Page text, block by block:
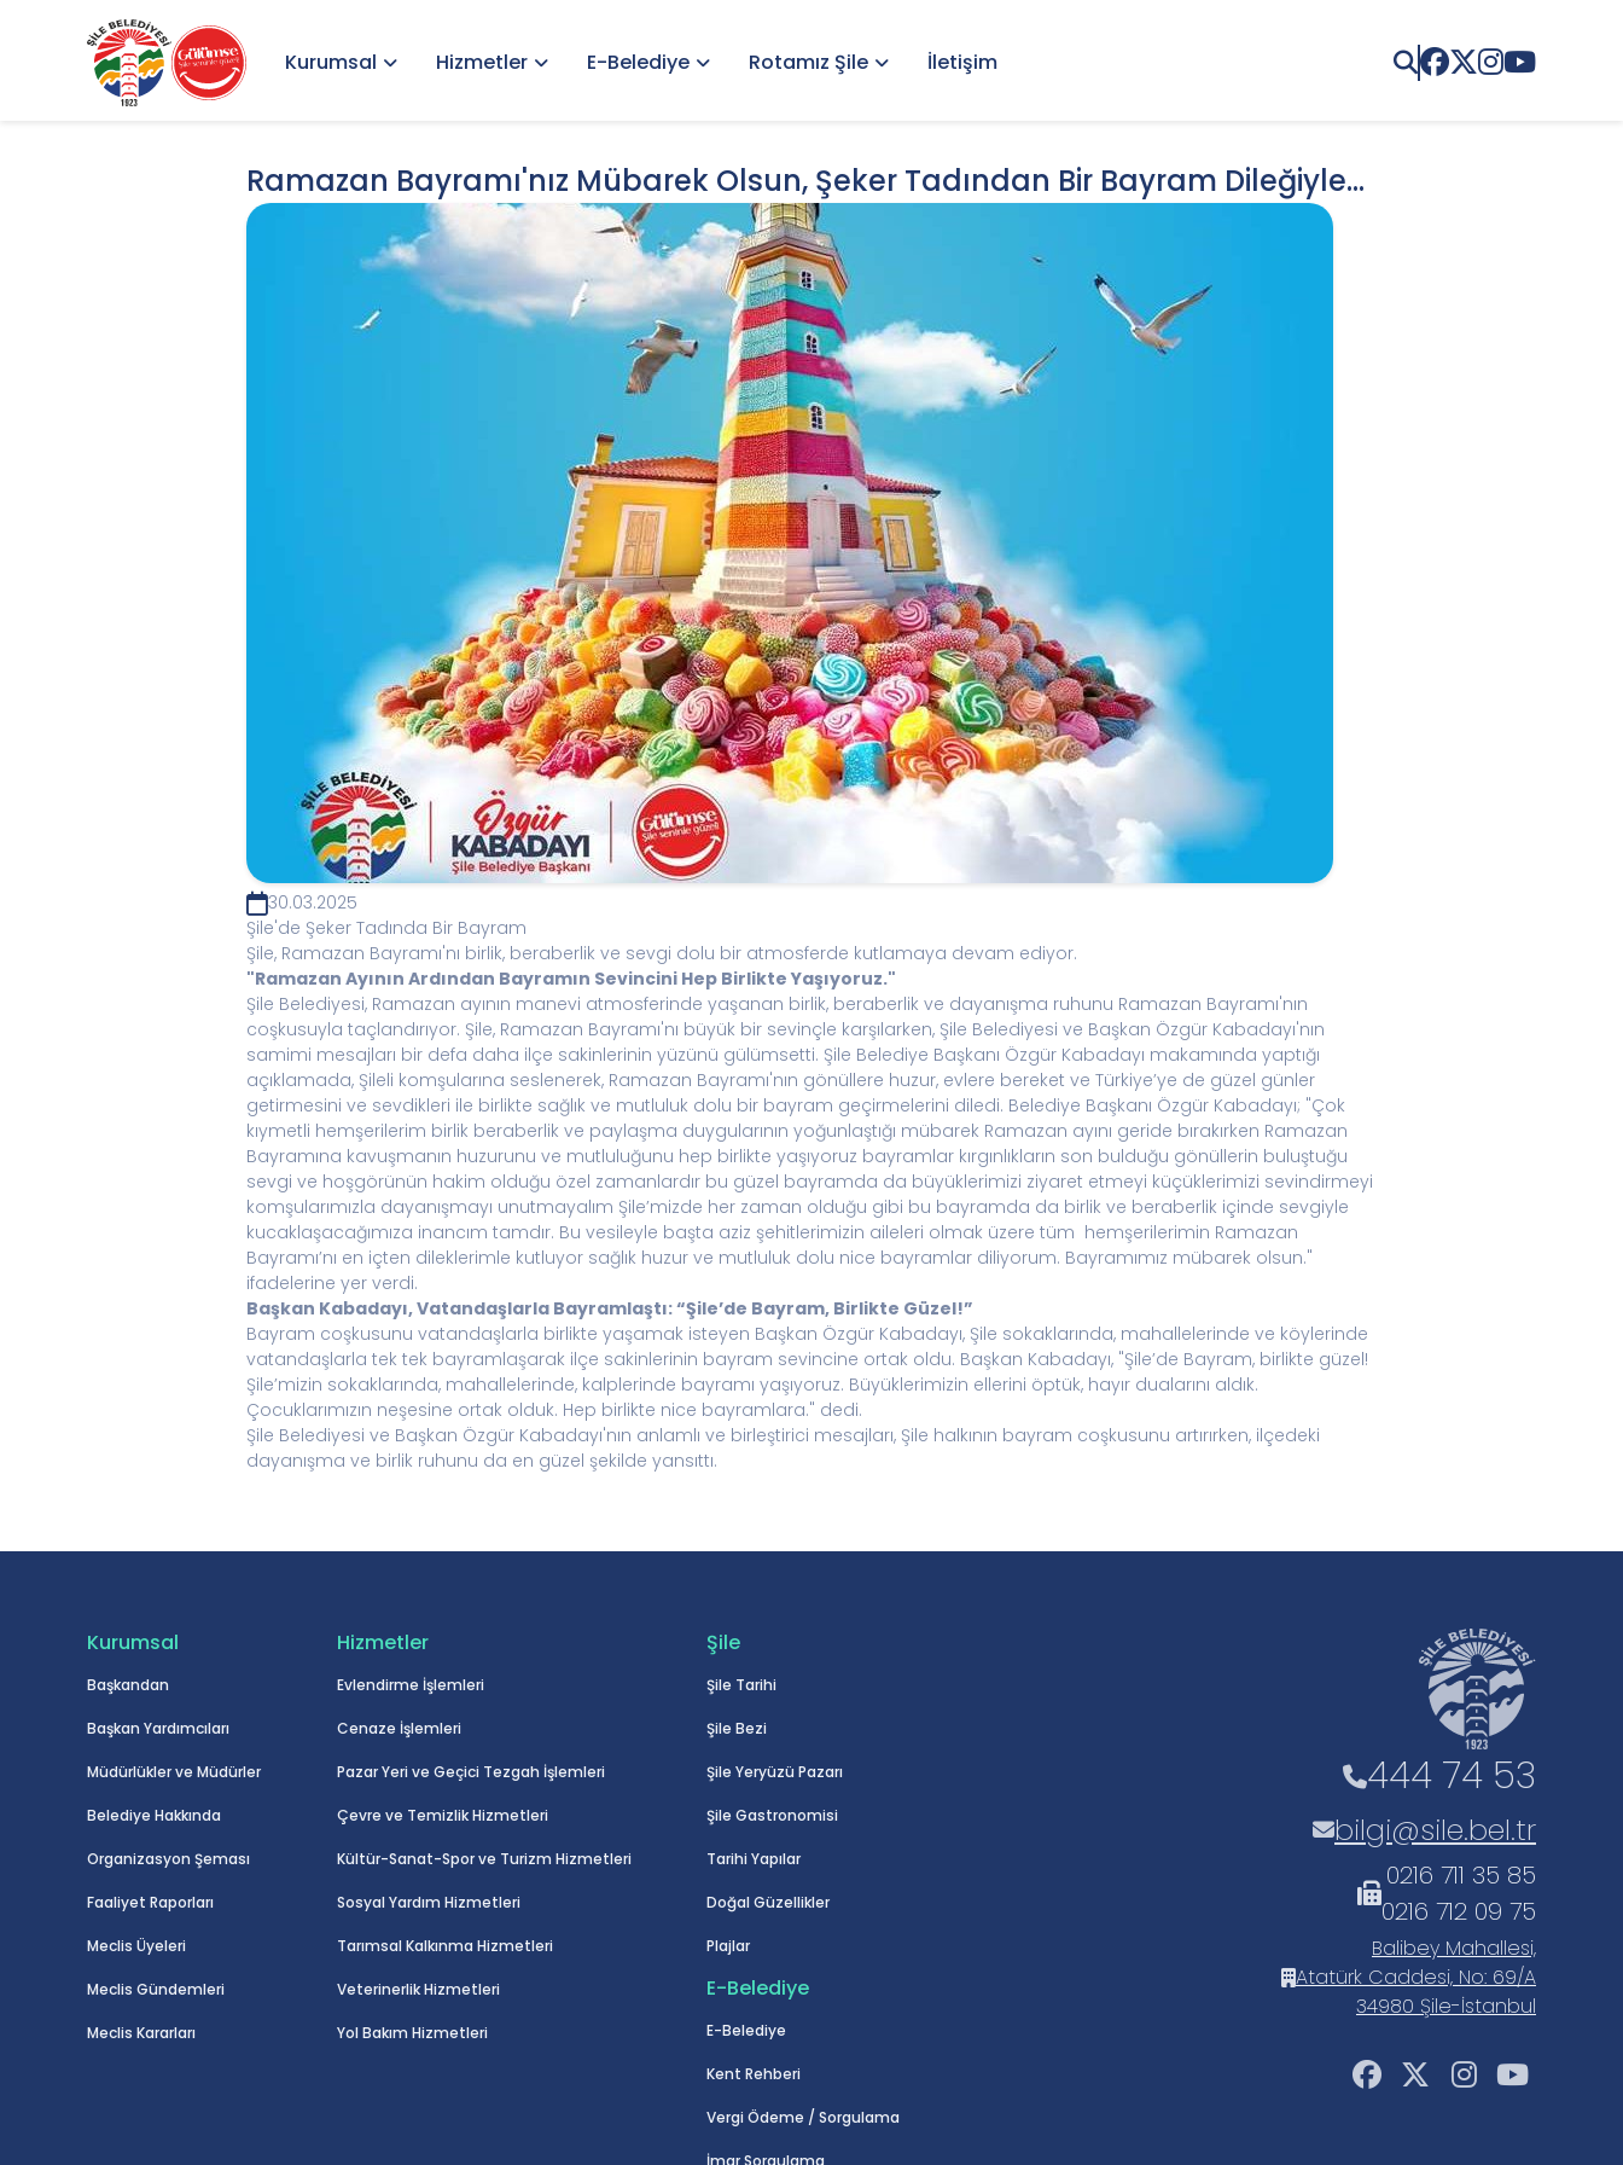
Kurumsal Hizmetler E-Belediye Rotamız Şile İletişim
Ramazan Bayramı'nız Mübarek Olsun, Şeker Tadından Bir Bayram Dileğiyle...
30.03.2025
Şile'de Şeker Tadında Bir Bayram
Şile, Ramazan Bayramı'nı birlik, beraberlik ve sevgi dolu bir atmosferde kutlamaya devam ediyor.
"Ramazan Ayının Ardından Bayramın Sevincini Hep Birlikte Yaşıyoruz."
Şile Belediyesi, Ramazan ayının manevi atmosferinde yaşanan birlik, beraberlik ve dayanışma ruhunu Ramazan Bayramı'nın
coşkusuyla taçlandırıyor. Şile, Ramazan Bayramı'nı büyük bir sevinçle karşılarken, Şile Belediyesi ve Başkan Özgür Kabadayı'nın
samimi mesajları bir defa daha ilçe sakinlerinin yüzünü gülümsetti. Şile Belediye Başkanı Özgür Kabadayı makamında yaptığı
açıklamada, Şileli komşularına seslenerek, Ramazan Bayramı'nın gönüllere huzur, evlere bereket ve Türkiye’ye de güzel günler
getirmesini ve sevdikleri ile birlikte sağlık ve mutluluk dolu bir bayram geçirmelerini diledi. Belediye Başkanı Özgür Kabadayı; "Çok
kıymetli hemşerilerim birlik beraberlik ve paylaşma duygularının yoğunlaştığı mübarek Ramazan ayını geride bırakırken Ramazan
Bayramına kavuşmanın huzurunu ve mutluluğunu hep birlikte yaşıyoruz bayramlar kırgınlıkların son bulduğu gönüllerin buluştuğu
sevgi ve hoşgörünün hakim olduğu özel zamanlardır bu güzel bayramda da büyüklerimizi ziyaret etmeyi küçüklerimizi sevindirmeyi
komşularımızla dayanışmayı unutmayalım Şile’mizde her zaman olduğu gibi bu bayramda da birlik ve beraberlik içinde sevgiyle
kucaklaşacağımıza inancım tamdır. Bu vesileyle başta aziz şehitlerimizin aileleri olmak üzere tüm hemşerilerimin Ramazan
Bayramı’nı en içten dileklerimle kutluyor sağlık huzur ve mutluluk dolu nice bayramlar diliyorum. Bayramımız mübarek olsun."
ifadelerine yer verdi.
Başkan Kabadayı, Vatandaşlarla Bayramlaştı: “Şile’de Bayram, Birlikte Güzel!”
Bayram coşkusunu vatandaşlarla birlikte yaşamak isteyen Başkan Özgür Kabadayı, Şile sokaklarında, mahallelerinde ve köylerinde
vatandaşlarla tek tek bayramlaşarak ilçe sakinlerinin bayram sevincine ortak oldu. Başkan Kabadayı, "Şile’de Bayram, birlikte güzel!
Şile’mizin sokaklarında, mahallelerinde, kalplerinde bayramı yaşıyoruz. Büyüklerimizin ellerini öptük, hayır dualarını aldık.
Çocuklarımızın neşesine ortak olduk. Hep birlikte nice bayramlara." dedi.
Şile Belediyesi ve Başkan Özgür Kabadayı'nın anlamlı ve birleştirici mesajları, Şile halkının bayram coşkusunu artırırken, ilçedeki
dayanışma ve birlik ruhunu da en güzel şekilde yansıttı.
Kurumsal
Başkandan
Başkan Yardımcıları
Müdürlükler ve Müdürler
Belediye Hakkında
Organizasyon Şeması
Faaliyet Raporları
Meclis Üyeleri
Meclis Gündemleri
Meclis Kararları
Hizmetler
Evlendirme İşlemleri
Cenaze İşlemleri
Pazar Yeri ve Geçici Tezgah İşlemleri
Çevre ve Temizlik Hizmetleri
Kültür-Sanat-Spor ve Turizm Hizmetleri
Sosyal Yardım Hizmetleri
Tarımsal Kalkınma Hizmetleri
Veterinerlik Hizmetleri
Yol Bakım Hizmetleri
Şile
Şile Tarihi
Şile Bezi
Şile Yeryüzü Pazarı
Şile Gastronomisi
Tarihi Yapılar
Doğal Güzellikler
Plajlar
E-Belediye
E-Belediye
Kent Rehberi
Vergi Ödeme / Sorgulama
İmar Sorgulama
444 74 53
bilgi@sile.bel.tr
0216 711 35 85
0216 712 09 75
Balibey Mahallesi,
Atatürk Caddesi, No: 69/A
34980 Şile-İstanbul